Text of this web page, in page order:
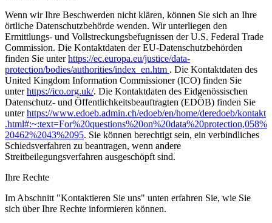
Wenn wir Ihre Beschwerden nicht klären, können Sie sich an Ihre
örtliche Datenschutzbehörde wenden. Wir unterliegen den
Ermittlungs- und Vollstreckungsbefugnissen der U.S. Federal Trade
Commission. Die Kontaktdaten der EU-Datenschutzbehörden
finden Sie unterhttps://ec.europa.eu/justice/data-
protection/bodies/authorities/index_en.htm . Die Kontaktdaten des
United Kingdom Information Commissioner (ICO) finden Sie
unterhttps://ico.org.uk/. Die Kontaktdaten des Eidgenössischen
Datenschutz- und Öffentlichkeitsbeauftragten (EDÖB) finden Sie
unterhttps://www.edoeb.admin.ch/edoeb/en/home/deredoeb/kontakt
.html#:~:text=For%20questions%20on%20data%20protection,058%
20462%2043%2095. Sie können berechtigt sein, ein verbindliches
Schiedsverfahren zu beantragen, wenn andere
Streitbeilegungsverfahren ausgeschöpft sind.
Ihre Rechte
Im Abschnitt "Kontaktieren Sie uns" unten erfahren Sie, wie Sie
sich über Ihre Rechte informieren können.